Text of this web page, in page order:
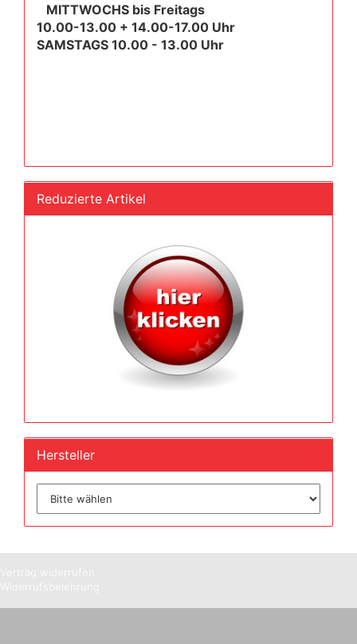
MITTWOCHS bis Freitags
10.00-13.00 + 14.00-17.00 Uhr
SAMSTAGS 10.00 - 13.00 Uhr
Reduzierte Artikel
Hersteller